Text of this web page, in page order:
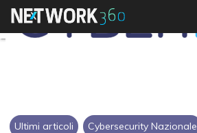
Ultimi articoli Cybersecurity Nazionale